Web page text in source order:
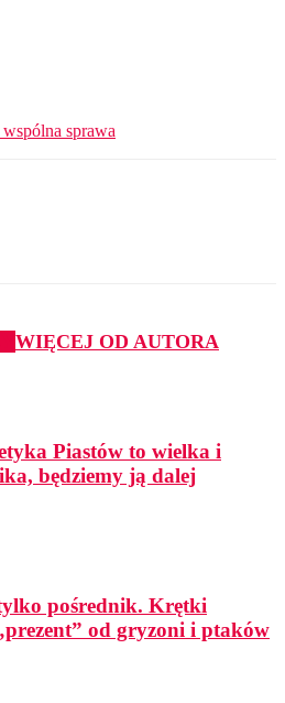
sprawa
WIĘCEJ OD AUTORA
Piastów to wielka i
będziemy ją dalej
pośrednik. Krętki
od gryzoni i ptaków